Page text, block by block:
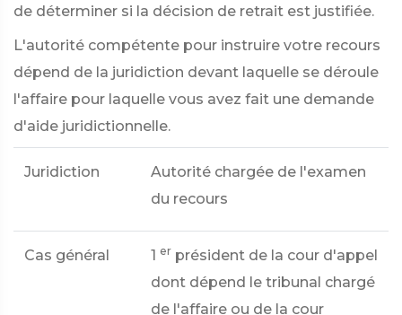
de déterminer si la décision de retrait est justifiée.
L'autorité compétente pour instruire votre recours
dépend de la juridiction devant laquelle se déroule
l'affaire pour laquelle vous avez fait une demande
d'aide juridictionnelle.
Juridiction
Autorité chargée de l'examen
du recours
Cas général 1 er président de la cour d'appel
dont dépend le tribunal chargé
de l'affaire ou de la cour